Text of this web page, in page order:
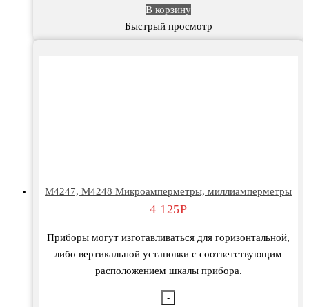
В корзину
Быстрый просмотр
М4247, М4248 Микроамперметры, миллиамперметры
4 125Р
Приборы могут изготавливаться для горизонтальной,
либо вертикальной установки с соответствующим
расположением шкалы прибора.
-